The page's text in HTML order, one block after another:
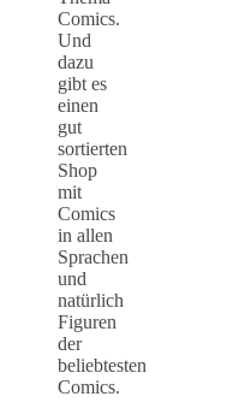
Comics.
Und
dazu
gibt es
einen
gut
sortierten
Shop
mit
Comics
in allen
Sprachen
und
natürlich
Figuren
der
beliebtesten
Comics.